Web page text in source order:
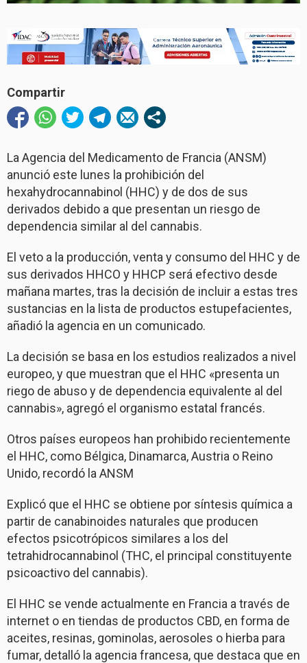
Compartir
La Agencia del Medicamento de Francia (ANSM)
anunció este lunes la prohibición del
hexahydrocannabinol (HHC) y de dos de sus
derivados debido a que presentan un riesgo de
dependencia similar al del cannabis.
El veto a la producción, venta y consumo del HHC y de
sus derivados HHCO y HHCP será efectivo desde
mañana martes, tras la decisión de incluir a estas tres
sustancias en la lista de productos estupefacientes,
añadió la agencia en un comunicado.
La decisión se basa en los estudios realizados a nivel
europeo, y que muestran que el HHC «presenta un
riego de abuso y de dependencia equivalente al del
cannabis», agregó el organismo estatal francés.
Otros países europeos han prohibido recientemente
el HHC, como Bélgica, Dinamarca, Austria o Reino
Unido, recordó la ANSM
Explicó que el HHC se obtiene por síntesis química a
partir de canabinoides naturales que producen
efectos psicotrópicos similares a los del
tetrahidrocannabinol (THC, el principal constituyente
psicoactivo del cannabis).
El HHC se vende actualmente en Francia a través de
internet o en tiendas de productos CBD, en forma de
aceites, resinas, gominolas, aerosoles o hierba para
fumar, detalló la agencia francesa, que destaca que en